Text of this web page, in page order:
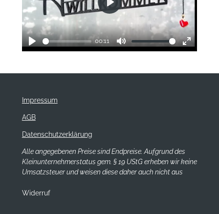
P
a
00:11
M
t
E
t
c
P
a
y
Impressum
AGB
Datenschutzerklärung
Alle angegebenen Preise sind Endpreise. Aufgrund des
Kleinunternehmerstatus gem. § 19 UStG erheben wir keine
Umsatzsteuer und weisen diese daher auch nicht aus
Widerruf